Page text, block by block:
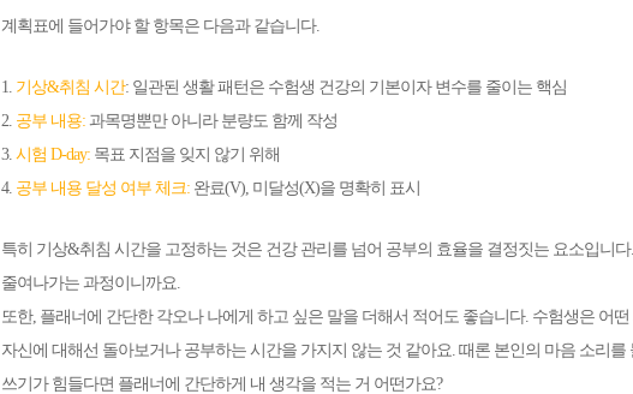
계획표에 들어가야 할 항목은 다음과 같습니다.
1. 기상&취침 시간: 일관된 생활 패턴은 수험생 건강의 기본이자 변수를 줄이는 핵심
2. 공부 내용: 과목명뿐만 아니라 분량도 함께 작성
3. 시험 D-day: 목표 지점을 잊지 않기 위해
4. 공부 내용 달성 여부 체크: 완료(V), 미달성(X)을 명확히 표시
특히 기상&취침 시간을 고정하는 것은 건강 관리 를 넘어 공부의 효율을 결정짓는 요소입니
줄여나가는 과정이니까요.
또한, 플래너에 간단한 각오나 나에게 하고 싶은 말을 더해서 적어도 좋습니다. 수험생은 어
자신에 대해선 돌아보거나 공부하는 시간을 가지지 않는 것 같아요. 때론 본인의 마음 소리를
쓰기가 힘들다면 플래너에 간단하게 내 생각을 적는 거 어떤가요?